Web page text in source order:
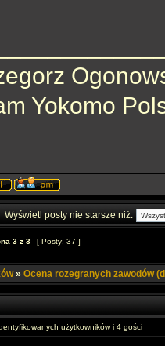
Yokomo
Wyświetl posty nie starsze niż:
3 z 3 [ Posty: 37 ]
» Ocena rozegranych zawodów
użytkowników i 4 gości